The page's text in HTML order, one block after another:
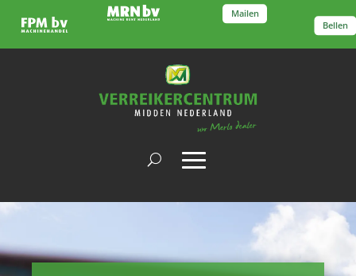
Mailen
Bellen